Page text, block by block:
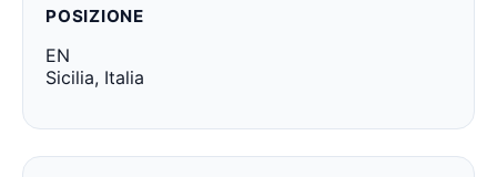
POSIZIONE
EN
Sicilia, Italia